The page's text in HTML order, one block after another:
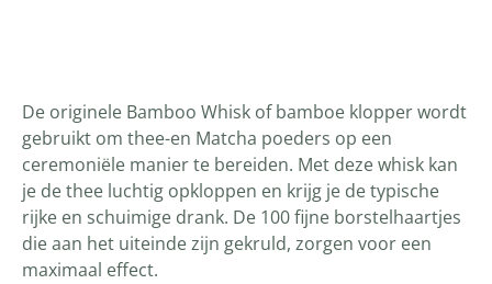
De originele Bamboo Whisk of bamboe klopper wordt
gebruikt om thee-en Matcha poeders op een
ceremoniële manier te bereiden. Met deze whisk kan
je de thee luchtig opkloppen en krijg je de typische
rijke en schuimige drank. De 100 fijne borstelhaartjes
die aan het uiteinde zijn gekruld, zorgen voor een
maximaal effect.